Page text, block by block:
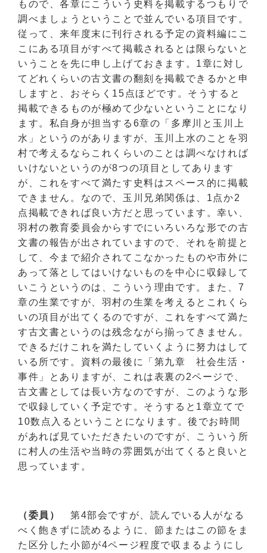
もので、各章にこういう史料を掲載するつもりで
調べましょうということで並んでいる項目です。
従って、来年度末に刊行される予定の資料編にこ
こにある項目がすべて掲載されるとは限らないと
いうことを先に申し上げておきます。1章に対し
てどれくらいの古文書の翻刻を掲載できるかと申
しますと、おそらく15点ほどです。そうすると
掲載できるものが極めて少ないということになり
ます。私自身が担当する6章の「多摩川と玉川上
水」というのがありますが、玉川上水のことを羽
村で考えるならこれくらいのことは調べなければ
いけないというのが8つの項目としてあります
が、これをすべて満たす史料はスペース的に掲載
できません。なので、玉川兄弟関係は、1点か2
点掲載できれば良い方だと思っています。幸い、
羽村の教育委員会からすでにいろいろな形での古
文書の報告が出されていますので、それを前提と
して、今まで紹介されてこなかったものや市外に
あって落としてはいけないものを中心に収録して
いこうというのは、こういう理由です。また、7
章の生業ですが、羽村の生業を考えるとこれくら
いの項目が出てくるのですが、これをすべて満た
す古文書というのは残念ながら揃ってきません。
できるだけこれを満たしていくように努力はして
いる所です。資料の最後に「第九章 社会生活・
事件」とありますが、これは表裏の2ページで、
古文書としては長い方なのですが、このような形
で収録していく予定です。そうすると1章立てで
10数点入るということになります。後でお時間
があれば見ていただきたいのですが、こういう所
に村人の生活や当時の雰囲気が出てくると良いと
思っています。
（委員） 第4部会ですが、読んでいる人がなる
べく飽きずに読めるように、節またはこの節をま
た区分した小節が4ページ程度で収まるようにし